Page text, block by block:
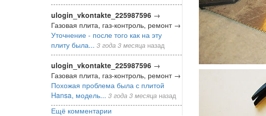
ulogin_vkontakte_225987596 →
Газовая плита, газ-контроль, ремонт →
Уточнение - после того как на эту
плиту была... 3 года 3 месяца назад
ulogin_vkontakte_225987596 →
Газовая плита, газ-контроль, ремонт →
Похожая проблема была с плитой
Hansa, модель... 3 года 3 месяца назад
Ещё комментарии